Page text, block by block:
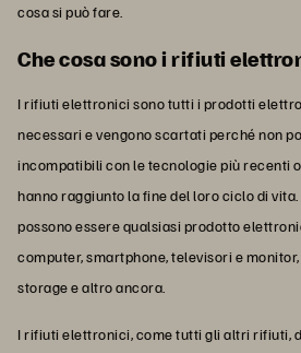
cosa si può fare.
Che cosa sono i rifiuti
I rifiuti elettronici sono tutti i prodotti
necessari e vengono scartati perché non
incompatibili con le tecnologie più recenti
hanno raggiunto la fine del loro ciclo di
possono essere qualsiasi prodotto
computer, smartphone, televisori e
storage e altro ancora.
I rifiuti elettronici, come tutti gli altri rifiuti,